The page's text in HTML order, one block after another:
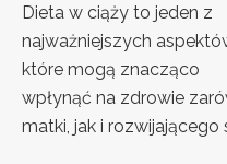
Dieta w ciąży to jeden z
najważniejszych
które mogą znacząco
wpłynąć na zdrowie
matki, jak i rozwijającego